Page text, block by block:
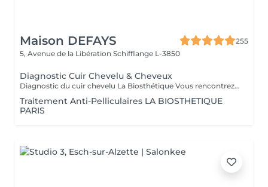
Maison DEFAYS
255
5, Avenue de la Libération Schifflange L-3850
Diagnostic Cuir Chevelu & Cheveux
Diagnostic du cuir chevelu La Biosthétique Vous rencontrez des problèmes au niveau du cuir chevelu ? Cheveux gras, pellicules, démangeaisons ou sécheresse cutanée ? Profitez de notre diagnostic professionnel du cuir chevelu pour identifier les causes et trouver des solutions adaptées à vos besoins. Grâce à une analyse précise, nous vous proposons des recommandations personnalisées pour retrouver un cuir chevelu sain et équilibré. N'hésitez pas à réserver votre rendez-vous dès maintenant
Traitement Anti-Pelliculaires LA BIOSTHETIQUE
PARIS